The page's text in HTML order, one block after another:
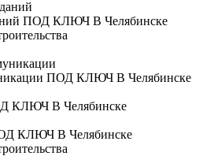
ПОД КЛЮЧ В Челябинске
ПОД КЛЮЧ В Челябинске
КЛЮЧ В Челябинске
КЛЮЧ В Челябинске